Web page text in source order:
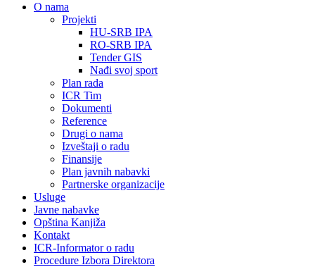
О nama
Projekti
HU-SRB IPA
RO-SRB IPA
Tender GIS
Nađi svoj sport
Plan rada
ICR Tim
Dokumenti
Reference
Drugi o nama
Izveštaji o radu
Finansije
Plan javnih nabavki
Partnerske organizacije
Usluge
Javne nabavke
Opština Kanjiža
Kontakt
ICR-Informator o radu
Procedure Izbora Direktora